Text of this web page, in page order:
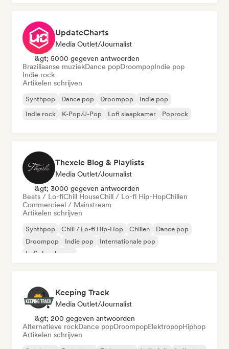
UpdateCharts
Media Outlet/Journalist
&gt; 5000 gegeven antwoorden
Braziliaanse muziekDance popDroompopIndie pop
Indie rock
Artikelen schrijven
Synthpop Dance pop Droompop
Indie pop
Indie rock
K-Pop/J-Pop Lofi slaapkamer Poprock
Thexele Blog & Playlists
Media Outlet/Journalist
&gt; 3000 gegeven antwoorden
Beats / Lo-fiChill HouseChill / Lo-fi Hip-HopChillen
Commercieel / Mainstream
Artikelen schrijven
Synthpop Chill / Lo-fi Hip-Hop Chillen
Dance pop
Droompop
Indie pop
Internationale pop
Lofi slaapkamer
Keeping Track
Media Outlet/Journalist
&gt; 200 gegeven antwoorden
Alternatieve rockDance popDroompopElektropopHiphop
Artikelen schrijven